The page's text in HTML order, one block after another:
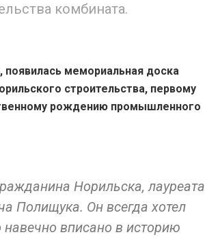
комбината.
появилась мемориальная доска
строительства, первому
рождению промышленного
Норильска, лауреата
Полищука. Он всегда хотел
навечно вписано в историю